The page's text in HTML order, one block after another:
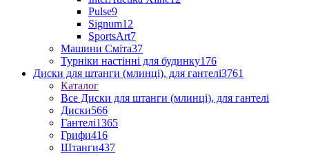
Pulse9
Signum12
SportsArt7
Машини Сміта37
Турніки настінні для будинку176
Диски для штанги (млинці), для гантелі3761
Каталог
Все Диски для штанги (млинці), для гантелі
Диски566
Гантелі1365
Грифи416
Штанги437